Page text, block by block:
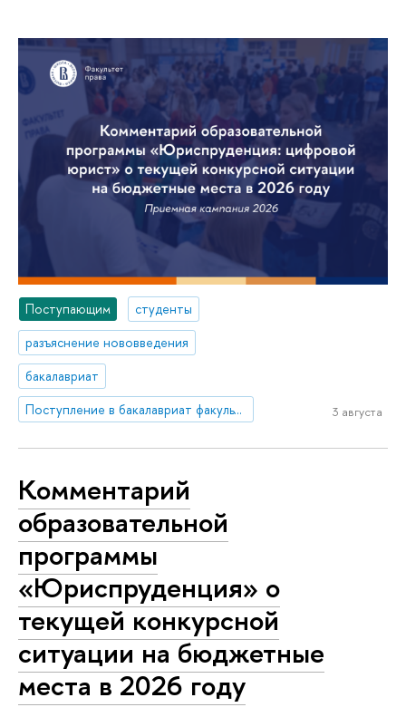
Поступающим
студенты
разъяснение нововведения
бакалавриат
Поступление в бакалавриат факультета права
3 августа
Комментарий
образовательной
программы
«Юриспруденция» о
текущей конкурсной
ситуации на бюджетные
места в 2026 году